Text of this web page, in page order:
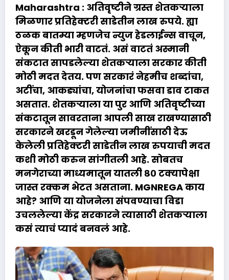
Maharashtra : अतिवृष्टीने ग्रस्त शेतकऱ्याला
मिळणार प्रतिहेक्टरी साडेतीन लाख रुपये. ह्या
ठळक बातम्या म्हणजेच न्युज हेडलाईन्स वाचून,
ऐकून कीती भारी वाटतं. असं वाटतं अस्मानी
संकटात सापडलेल्या शेतकऱ्याला सरकार कीती
मोठी मदत देतय. पण सरकारं नेहमीच शब्दांचा,
अटींचा, आकड्यांचा, योजनांचा फसवा डाव टाकत
असतात. शेतकऱ्याला या पुर आणि अतिवृष्टीच्या
संकटातून सावरताना आपली साख राखण्यासाठी
सरकारने खरडून गेलेल्या जमीनींसाठी देऊ
केलेली प्रतिहेक्टरी साडेतीन लाख रुपयाची मदत
कशी मोठी करुन सांगीतली आहे. सोबतच
मनगेराच्या माध्यमातून यातली ८० टक्यापेक्षा
जास्त रक्कम भेटत असताना. MGNREGAकाय
आहे? आणि या योजनेला संपवण्याचा विडा
उचललेल्या केंद्र सरकारने त्यासाठी शेतकऱ्याला
कसं त्याचं प्यादं बनवलं आहे.